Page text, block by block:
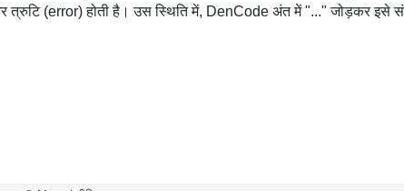
त्रुटि (error) होती है। उस स्थिति में, DenCode अंत में "..." जोड़कर इसे